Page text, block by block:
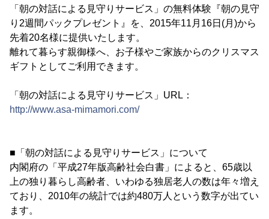
「朝の対話による見守りサービス」の無料体験『朝の見守
り2週間パックプレゼント』を、2015年11月16日(月)から
先着20名様に提供いたします。
離れて暮らす親御様へ、お子様やご家族からのクリスマス
ギフトとしてご利用できます。
「朝の対話による見守りサービス」URL：
http://www.asa-mimamori.com/
■「朝の対話による見守りサービス」について
内閣府の「平成27年版高齢社会白書」によると、65歳以
上の独り暮らし高齢者、いわゆる独居老人の数は年々増え
ており、2010年の統計では約480万人という数字が出てい
ます。